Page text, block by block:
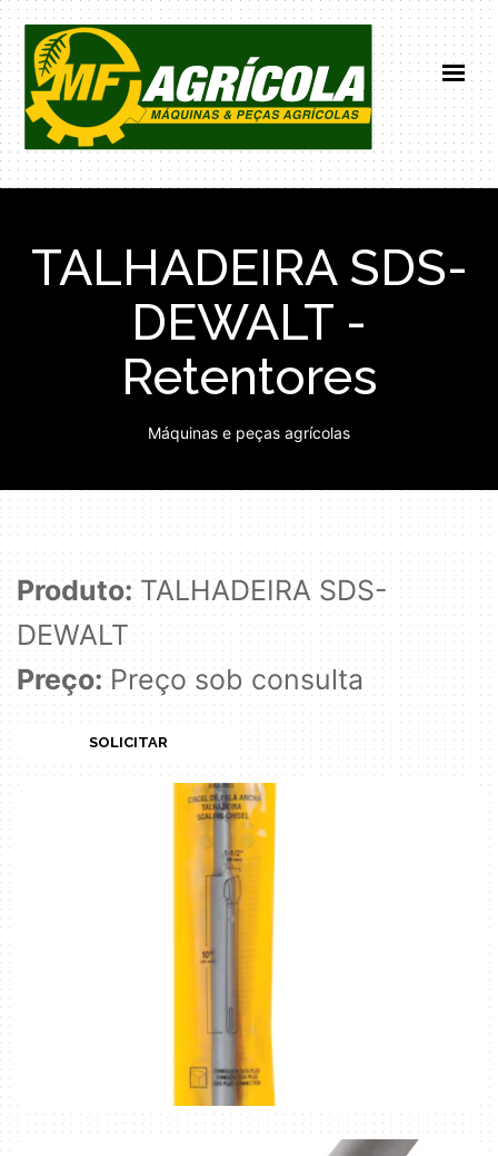
HOME
PRODUTOS
CONTATO
(66) 99671-0101
TALHADEIRA SDS-
DEWALT -
Retentores
Máquinas e peças agrícolas
Produto:TALHADEIRA SDS-
DEWALT
Preço:Preço sob consulta
SOLICITAR